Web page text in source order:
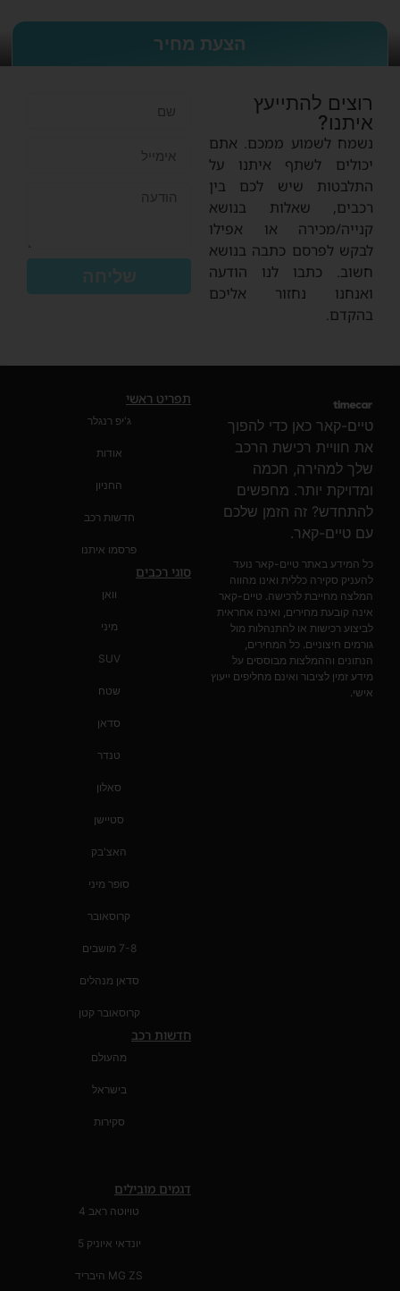
הצעת מחיר
רוצים להתייעץ
איתנו?
נשמח לשמוע ממכם. אתם
יכולים לשתף איתנו על
התלבטות שיש לכם בין
רכבים, שאלות בנושא
קנייה/מכירה או אפילו
לבקש לפרסם כתבה בנושא
חשוב. כתבו לנו הודעה
ואנחנו נחזור אליכם
בהקדם.
שליחה
תפריט ראשי
ג'יפ רנגלר
אודות
החניון
חדשות רכב
פרסמו איתנו
סוגי רכבים
וואן
מיני
SUV
שטח
סדאן
טנדר
סאלון
סטיישן
האצ'בק
סופר מיני
קרוסאובר
7-8 מושבים
סדאן מנהלים
קרוסאובר קטן
חדשות רכב
מהעולם
בישראל
סקירות
דגמים מובילים
טויוטה ראב 4
יונדאי איוניק 5
MG ZS היבריד
טיים-קאר כאן כדי להפוך
את חוויית רכישת הרכב
שלך למהירה, חכמה
ומדויקת יותר. מחפשים
להתחדש? זה הזמן שלכם
עם טיים-קאר.
כל המידע באתר טיים-קאר נועד
להעניק סקירה כללית ואינו מהווה
המלצה מחייבת לרכישה. טיים-קאר
אינה קובעת מחירים, ואינה אחראית
לביצוע רכישות או להתנהלות מול
גורמים חיצוניים. כל המחירים,
הנתונים וההמלצות מבוססים על
מידע זמין לציבור ואינם מחליפים ייעוץ
אישי.